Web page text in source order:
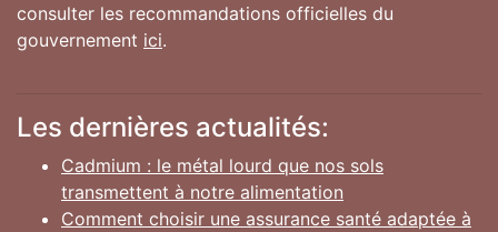
consulter les recommandations officielles du
gouvernement ici.
Les dernières actualités:
Cadmium : le métal lourd que nos sols
transmettent à notre alimentation
Comment choisir une assurance santé adaptée à